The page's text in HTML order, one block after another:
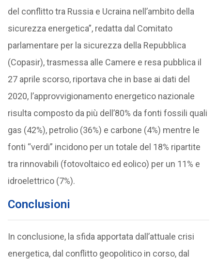
del conflitto tra Russia e Ucraina nell’ambito della
sicurezza energetica”, redatta dal Comitato
parlamentare per la sicurezza della Repubblica
(Copasir), trasmessa alle Camere e resa pubblica il
27 aprile scorso, riportava che in base ai dati del
2020, l’approvvigionamento energetico nazionale
risulta composto da più dell’80% da fonti fossili quali
gas (42%), petrolio (36%) e carbone (4%) mentre le
fonti “verdi” incidono per un totale del 18% ripartite
tra rinnovabili (fotovoltaico ed eolico) per un 11% e
idroelettrico (7%).
Conclusioni
In conclusione, la sfida apportata dall’attuale crisi
energetica, dal conflitto geopolitico in corso, dal